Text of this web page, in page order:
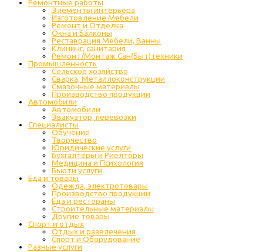
Ремонтные работы
Элементы интерьера
Изготовление Мебели
Ремонт и Отделка
Окна и Балконы
Реставрация Мебели, Ванны
Клининг, санитария
Ремонт/Монтаж Сан(Быт)техники
Промышленность
Cельское хозяйство
Сварка, Металлоконструкции
Cмазочные материалы
Производство продукции
Автомобили
Автомобили
Эвакуатор, перевозки
Специалисты
Обучение
Творчество
Юридические услуги
Бухгалтеры и Риелторы
Медицина и Психология
Бьюти услуги
Еда и товары
Одежда, электротовары
Производство продукции
Еда и рестораны
Строительные материалы
Другие товары
Спорт и отдых
Отдых и развлечения
Спорт и Оборудование
Разные услуги